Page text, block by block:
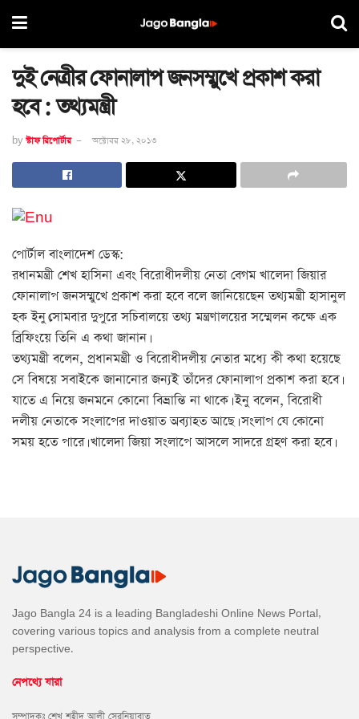
দুই নেত্রীর ফোনালাপ জনসম্মুখে প্রকাশ করা
হবে : তথ্যমন্ত্রী
by স্টাফ রিপোর্টার অক্টোবর ২৮, ২০১৩
পোর্টাল বাংলাদেশ ডেস্ক:
রধানমন্ত্রী শেখ হাসিনা এবং বিরোধীদলীয় নেতা বেগম খালেদা জিয়ার
ফোনালাপ জনসম্মুখে প্রকাশ করা হবে বলে জানিয়েছেন তথ্যমন্ত্রী হাসানুল
হক ইনু।সোমবার দুপুরে সচিবালয়ে তথ্য মন্ত্রণালয়ের সম্মেলন কক্ষে এক
ব্রিফিংয়ে তিনি এ কথা জানান।
তথ্যমন্ত্রী বলেন, প্রধানমন্ত্রী ও বিরোধীদলীয় নেতার মধ্যে কী কথা হয়েছে
সে বিষয়ে সবাইকে জানানোর জন্যই তাঁদের ফোনালাপ প্রকাশ করা হবে।
যাতে এ নিয়ে জনমনে কোনো বিভ্রান্তি না থাকে। ইনু বলেন, বিরোধী
দলীয় নেতাকে সংলাপের দাওয়াত অব্যাহত আছে। সংলাপ যে কোনো
সময় হতে পারে। খালেদা জিয়া সংলাপে আসলে সাদরে গ্রহণ করা হবে।
Jago Bangla 24 is a leading Bangladeshi Online News Portal,
covering various topics and analysis from a complete neutral
perspective.
নেপথ্যে যারা
সম্পাদকঃ শেখ শহীদ আলী সেরনিয়াবাত